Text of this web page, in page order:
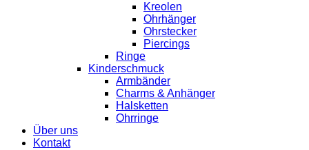
Kreolen
Ohrhänger
Ohrstecker
Piercings
Ringe
Kinderschmuck
Armbänder
Charms & Anhänger
Halsketten
Ohrringe
Über uns
Kontakt